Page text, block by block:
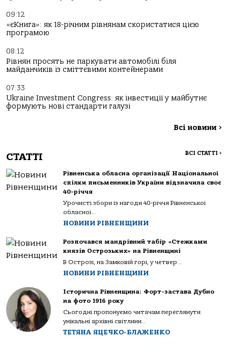
09:12
«єКнига»: як 18-річним рівнянам скористатися цією
програмою
08:12
Рівнян просять не паркувати автомобілі біля
майданчиків із сміттєвими контейнерами
07:33
Ukraine Investment Congress: як інвестиції у майбутнє
формують нові стандарти галузі
Всі новини >
СТАТТІ ВСІ СТАТТІ >
Рівненська обласна організації Національної
спілки письменників України відзначила своє
40-річчя
Урочисті збори із нагоди 40-річчя Рівненської
обласної...
НОВИНИ РІВНЕНЩИНИ
Розпочався мандрівний табір «Стежками
князів Острозьких» на Рівненщині
В Острозі, на Замковій горі, у четвер...
НОВИНИ РІВНЕНЩИНИ
Історична Рівненщина: Форт-застава Дубно
на фото 1916 року
Сьогодні пропонуємо читачам переглянути
унікальні архівні світлини...
ТЕТЯНА ЯЦЕЧКО-БЛАЖЕНКО